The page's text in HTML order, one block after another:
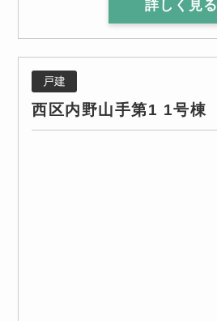
詳しく見る
戸建
西区内野山手第1 1号棟